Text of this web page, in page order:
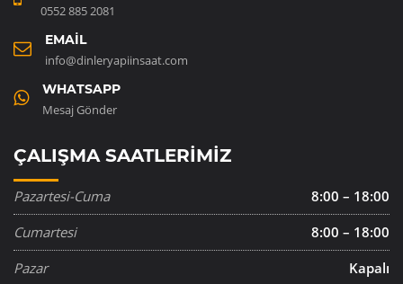
0552 885 2081
EMAIL
info@dinleryapiinsaat.com
WHATSAPP
Mesaj Gönder
ÇALIŞMA SAATLERIMIZ
Pazartesi-Cuma
8:00 – 18:00
Cumartesi
8:00 – 18:00
Pazar
Kapalı